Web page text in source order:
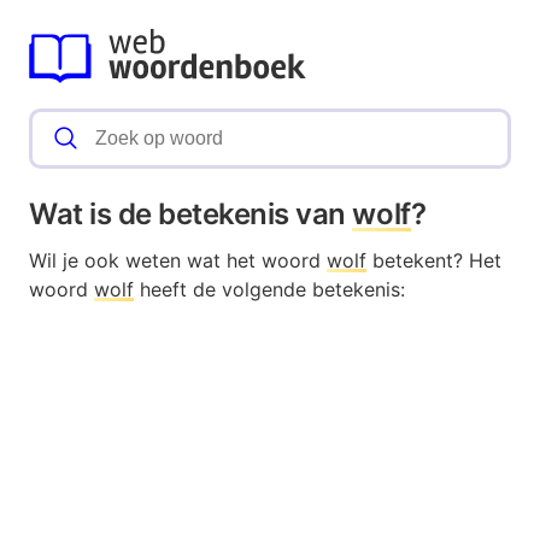
Wat is de betekenis vanwolf?
Wil je ook weten wat het woord wolf betekent? Het
woord wolf heeft de volgende betekenis: